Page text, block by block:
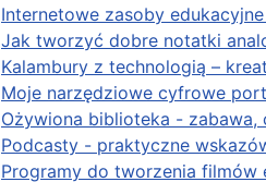
Internetowe zasoby
Jak tworzyć dobre notatki
Kalambury z technologią –
Moje narzędziowe cyfrowe
Ożywiona biblioteka - zabawa,
Podcasty - praktyczne
Programy do tworzenia filmów